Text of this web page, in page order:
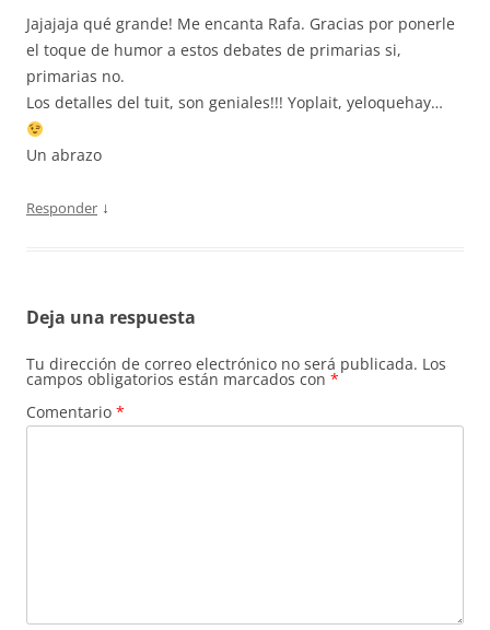
Jajajaja qué grande! Me encanta Rafa. Gracias por ponerle
el toque de humor a estos debates de primarias si,
primarias no.
Los detalles del tuit, son geniales!!! Yoplait, yeloquehay…
Un abrazo
Responder ↓
Deja una respuesta
Tu dirección de correo electrónico no será publicada. Los
campos obligatorios están marcados con *
Comentario *